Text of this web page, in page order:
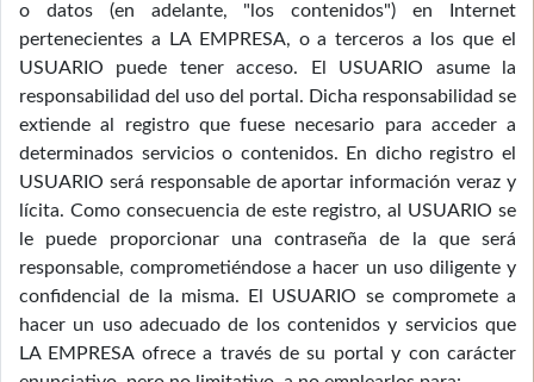
o datos (en adelante, "los contenidos") en Internet
pertenecientes a LA EMPRESA, o a terceros a los que el
USUARIO puede tener acceso. El USUARIO asume la
responsabilidad del uso del portal. Dicha responsabilidad se
extiende al registro que fuese necesario para acceder a
determinados servicios o contenidos. En dicho registro el
USUARIO será responsable de aportar información veraz y
lícita. Como consecuencia de este registro, al USUARIO se
le puede proporcionar una contraseña de la que será
responsable, comprometiéndose a hacer un uso diligente y
confidencial de la misma. El USUARIO se compromete a
hacer un uso adecuado de los contenidos y servicios que
LA EMPRESA ofrece a través de su portal y con carácter